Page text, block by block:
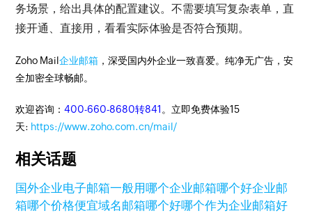
务场景，给出具体的配置建议。不需要填写复杂表单，直
接开通、直接用，看看实际体验是否符合预期。
Zoho Mail企业邮箱 ，深受国内外企业一致喜爱。纯净无广告，安
全加密全球畅邮。
欢迎咨询：400-660-8680转841 。立即免费体验15
天: https://www.zoho.com.cn/mail/
相关话题
国外企业电子邮箱一般用哪个企业邮箱哪个好企业邮
箱哪个价格便宜域名邮箱哪个好哪个作为企业邮箱好